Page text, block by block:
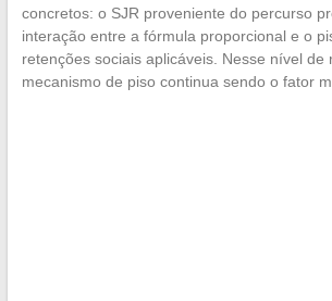
concretos: o SJR proveniente do percurso
interação entre a fórmula proporcional e o
retenções sociais aplicáveis. Nesse nível de
mecanismo de piso continua sendo o fator